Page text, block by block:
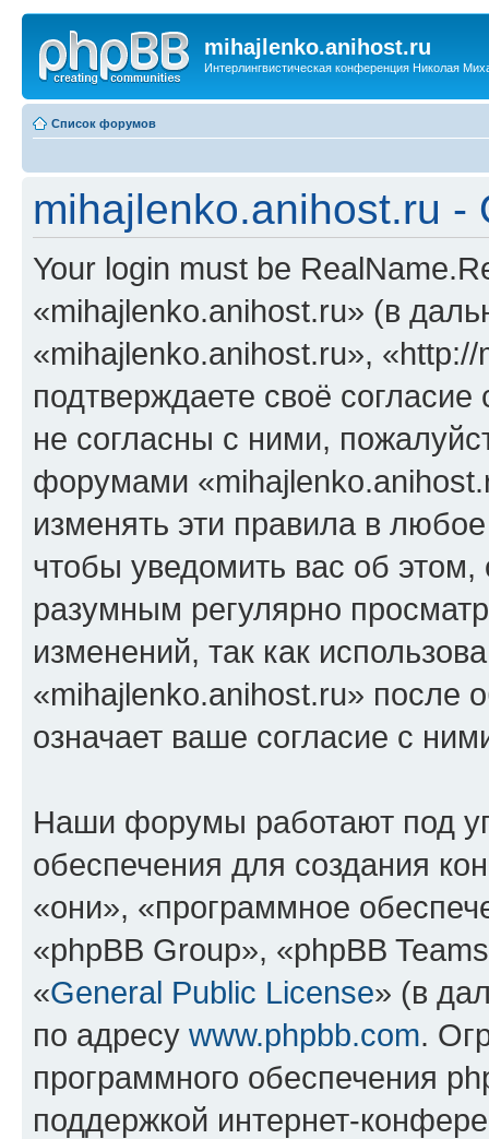
mihajlenko.anihost.ru
Интерлингвистическая конференция Николая
Список форумов
mihajlenko.anihost.ru
Your login must be
«mihajlenko.anihost.ru» (в
«mihajlenko.anihost.ru»,
подтверждаете своё
не согласны с ними,
форумами
изменять эти правила в
чтобы уведомить вас об
разумным регулярно
изменений, так как
«mihajlenko.anihost.ru» после
означает ваше согласие с
Наши форумы работают под
обеспечения для создания
«они», «программное
«phpBB Group», «phpBB
«General Public License» (в
по адресу www.phpbb.com.
программного обеспечения
поддержкой интернет-